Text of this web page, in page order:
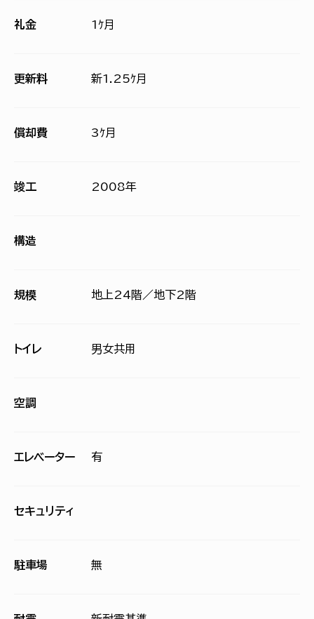
礼金 1ｹ月
更新料 新1.25ｹ月
償却費 3ｹ月
竣工 2008年
構造
規模 地上24階／地下2階
トイレ 男女共用
空調
エレベーター 有
セキュリティ
駐車場 無